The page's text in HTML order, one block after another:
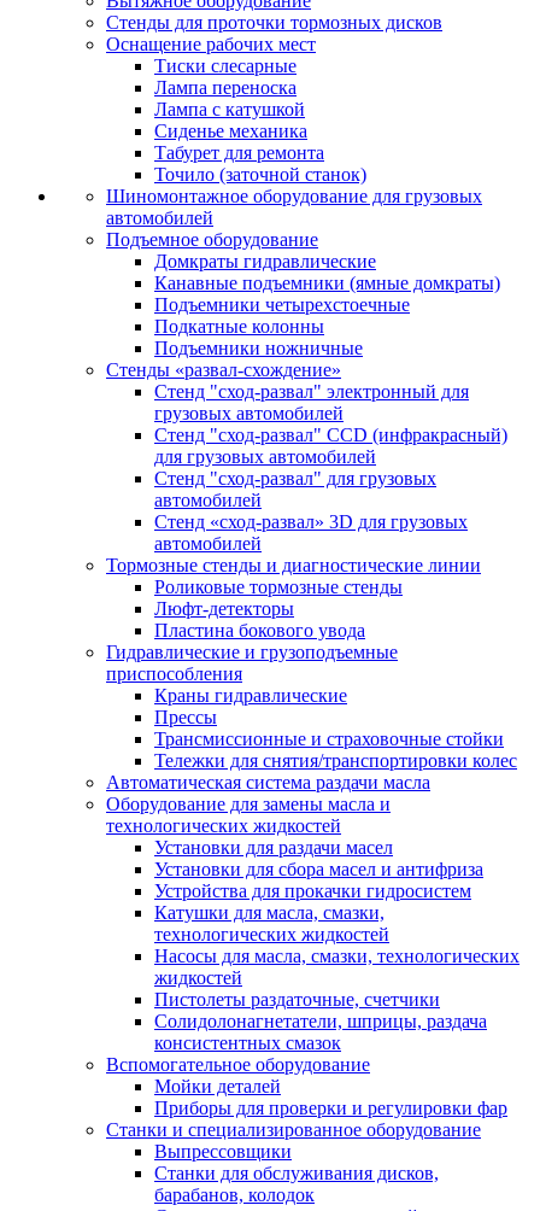
Стенды для проточки тормозных дисков
Оснащение рабочих мест
Тиски слесарные
Лампа переноска
Лампа с катушкой
Сиденье механика
Табурет для ремонта
Точило (заточной станок)
Шиномонтажное оборудование для грузовых
автомобилей
Подъемное оборудование
Домкраты гидравлические
Канавные подъемники (ямные домкраты)
Подъемники четырехстоечные
Подкатные колонны
Подъемники ножничные
Стенды «развал-схождение»
Стенд "сход-развал" электронный для
грузовых автомобилей
Стенд "сход-развал" CCD (инфракрасный)
для грузовых автомобилей
Стенд "сход-развал" для грузовых
автомобилей
Стенд «сход-развал» 3D для грузовых
автомобилей
Тормозные стенды и диагностические линии
Роликовые тормозные стенды
Люфт-детекторы
Пластина бокового увода
Гидравлические и грузоподъемные
приспособления
Краны гидравлические
Прессы
Трансмиссионные и страховочные стойки
Тележки для снятия/транспортировки колес
Автоматическая система раздачи масла
Оборудование для замены масла и
технологических жидкостей
Установки для раздачи масел
Установки для сбора масел и антифриза
Устройства для прокачки гидросистем
Катушки для масла, смазки,
технологических жидкостей
Насосы для масла, смазки, технологических
жидкостей
Пистолеты раздаточные, счетчики
Солидолонагнетатели, шприцы, раздача
консистентных смазок
Вспомогательное оборудование
Мойки деталей
Приборы для проверки и регулировки фар
Станки и специализированное оборудование
Выпрессовщики
Станки для обслуживания дисков,
барабанов, колодок